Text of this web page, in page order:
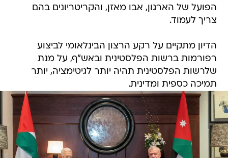
הפועל של הארגון, אבו מאזן, והקריטריונים בהם
צריך לעמוד.
הדיון מתקיים על רקע הרצון הבינלאומי לביצוע
רפורמות ברשות הפלסטינית ובאש"ף, על מנת
שלרשות הפלסטינית תהיה יותר לגיטימציה, יותר
תמיכה כספית ומדינית.